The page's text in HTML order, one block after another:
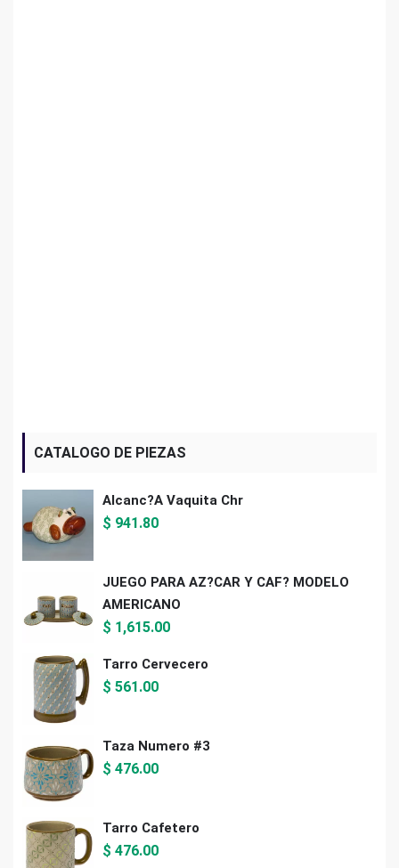
CATALOGO DE PIEZAS
Alcanc?a Vaquita Chr
$ 941.80
JUEGO PARA AZ?CAR Y CAF? MODELO
AMERICANO
$ 1,615.00
Tarro Cervecero
$ 561.00
Taza Numero #3
$ 476.00
Tarro Cafetero
$ 476.00